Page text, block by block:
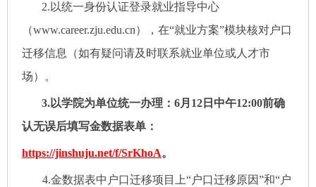
2.以统一身份认证登录就业指导中心
（www.career.zju.edu.cn），在“就业方案”模块核对户口
迁移信息（如有疑问请及时联系就业单位或人才市
场）。
3.以学院为单位统一办理： 6月 12 日中午12:00前确
认无误后填写金数据表单：
https://jinshuju.net/f/SrKhoA。
4.金数据表中户口迁移项目上“户口迁移原因”和“户